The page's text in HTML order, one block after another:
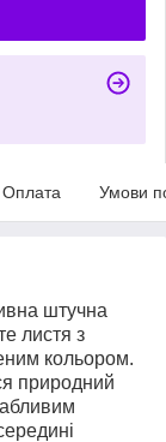
Оплата Умови
штучна
листя з
кольором.
природний